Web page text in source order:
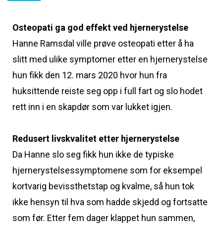
Osteopati ga god effekt ved hjernerystelse
Hanne Ramsdal ville prøve osteopati etter å ha
slitt med ulike symptomer etter en hjernerystelse
hun fikk den 12. mars 2020 hvor hun fra
huksittende reiste seg opp i full fart og slo hodet
rett inn i en skapdør som var lukket igjen.
Redusert livskvalitet etter hjernerystelse
Da Hanne slo seg fikk hun ikke de typiske
hjernerystelsessymptomene som for eksempel
kortvarig bevissthetstap og kvalme, så hun tok
ikke hensyn til hva som hadde skjedd og fortsatte
som før. Etter fem dager klappet hun sammen,